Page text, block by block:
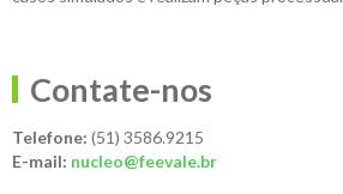
Contate-nos
Telefone: (51) 3586.9215
E-mail: nucleo@feevale.br